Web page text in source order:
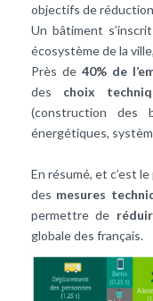
objectifs de
Un bâtiment
écosystème de la
Près de 40% de
des choix
(construction des
énergétiques,
En résumé, et c’est
des mesures
permettre de
globale des français.